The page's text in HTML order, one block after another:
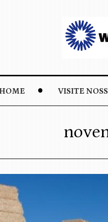
HOME VISITE